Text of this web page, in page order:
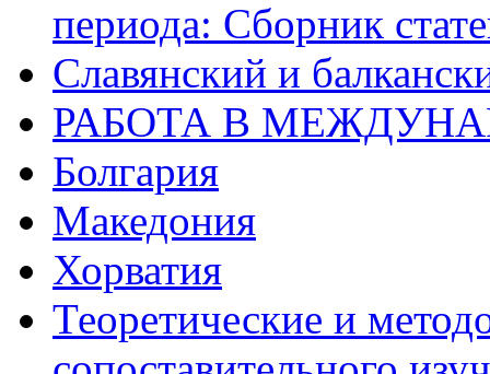
периода: Сборник
Славянский и
РАБОТА В
Болгария
Македония
Хорватия
Теоретические и